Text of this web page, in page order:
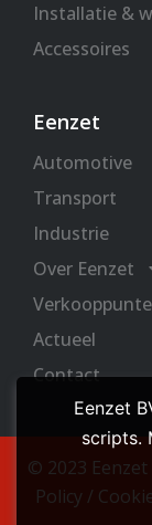
Installatie &
Accessoires
Eenzet
Automotive
Transport
Industrie
Over Eenzet
Actueel
Contact
© 2023
Policy /
Eenzet
scripts.